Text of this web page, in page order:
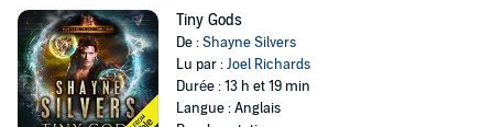
Tiny Gods
De :Shayne Silvers
Lu par :Joel Richards
Durée : 13 h et 19 min
Langue : Anglais